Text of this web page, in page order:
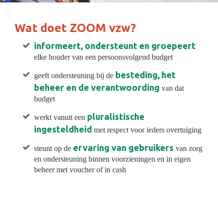
Wat doet ZOOM vzw?
informeert, ondersteunt en groepeert
elke houder van een persoonsvolgend budget
geeft ondersteuning bij de besteding, het
beheer en de verantwoording van dat
budget
werkt vanuit een pluralistische
ingesteldheid met respect voor ieders overtuiging
steunt op de ervaring van gebruikers van zorg
en ondersteuning binnen voorzieningen en in eigen
beheer met voucher of in cash